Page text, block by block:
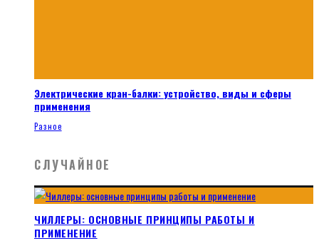
Электрические кран-балки: устройство, виды и сферы
применения
Разное
СЛУЧАЙНОЕ
ЧИЛЛЕРЫ: ОСНОВНЫЕ ПРИНЦИПЫ РАБОТЫ И
ПРИМЕНЕНИЕ